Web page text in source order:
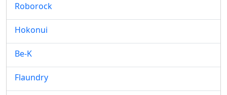
Roborock
Hokonui
Be-K
Flaundry